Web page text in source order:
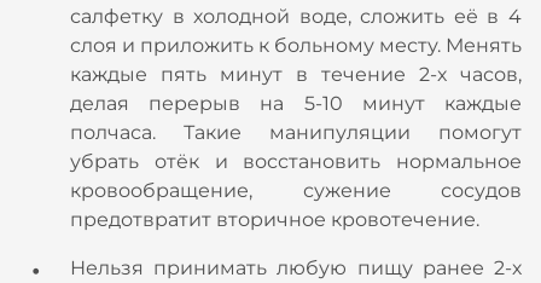
салфетку в холодной воде, сложить её в 4
слоя и приложить к больному месту. Менять
каждые пять минут в течение 2-х часов,
делая перерыв на 5-10 минут каждые
полчаса. Такие манипуляции помогут
убрать отёк и восстановить нормальное
кровообращение, сужение сосудов
предотвратит вторичное кровотечение.
Нельзя принимать любую пищу ранее 2-х